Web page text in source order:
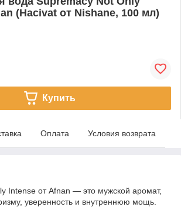
(Hacivat от Nishane, 100 мл)
Купить
Оплата Условия возврата
Intense от Afnan — это мужской аромат,
уверенность и внутреннюю мощь.